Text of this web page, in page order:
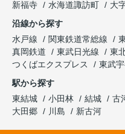
新福寺
水海道諏訪町
大
沿線から探す
水戸線
関東鉄道常総線
真岡鉄道
東武日光線 東
つくばエクスプレス
東武
駅から探す
東結城
小田林 結城 古
大田郷
川島 新古河